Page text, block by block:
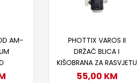
AM-
PHOTTIX VAROS II
DRŽAČ BLICA I
KIŠOBRANA ZA RASVJETU
55,00 KM